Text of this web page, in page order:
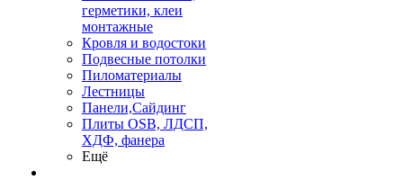
герметики, клеи
монтажные
Кровля и водостоки
Подвесные потолки
Пиломатериалы
Лестницы
Панели,Сайдинг
Плиты OSB, ЛДСП,
ХДФ, фанера
Ещё